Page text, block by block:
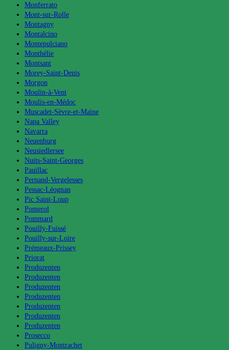
Monferrato
Mont-sur-Rolle
Montagny
Montalcino
Montepulciano
Monthélie
Montsant
Morey-Saint-Denis
Morgon
Moulin-à-Vent
Moulis-en-Médoc
Muscadet-Sèvre-et-Maine
Napa Valley
Navarra
Neuenburg
Neusiedlersee
Nuits-Saint-Georges
Pauillac
Pernand-Vergelesses
Pessac-Léognan
Pic Saint-Loup
Pomerol
Pommard
Pouilly-Fuissé
Pouilly-sur-Loire
Prémeaux-Prissey
Priorat
Produzenten
Produzenten
Produzenten
Produzenten
Produzenten
Produzenten
Produzenten
Prosecco
Puligny-Montrachet